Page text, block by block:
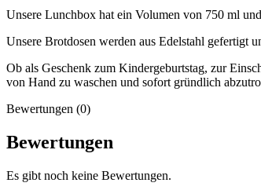
Unsere Lunchbox hat ein Volumen von 750 ml
Unsere Brotdosen werden aus Edelstahl gefertigt
Ob als Geschenk zum Kindergeburtstag, zur
von Hand zu waschen und sofort gründlich
Bewertungen (0)
Bewertungen
Es gibt noch keine Bewertungen.